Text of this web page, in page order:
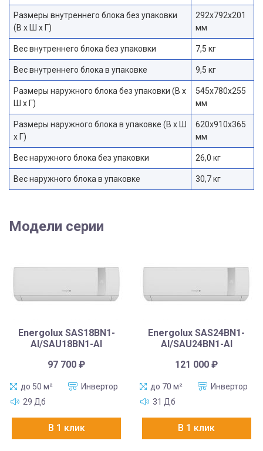
Размеры внутреннего блока без упаковки
(В х Ш х Г)
292x792x201
мм
Вес внутреннего блока без упаковки 7,5 кг
Вес внутреннего блока в упаковке 9,5 кг
Размеры наружного блока без упаковки (В х
Ш х Г)
545x780x255
мм
Размеры наружного блока в упаковке (В х Ш
х Г)
620x910x365
мм
Вес наружного блока без упаковки 26,0 кг
Вес наружного блока в упаковке 30,7 кг
Модели серии
Energolux SAS18BN1-
AI/SAU18BN1-AI
97 700₽
до 50 м²
Инвертор
29 Дб
В 1 клик
Energolux SAS24BN1-
AI/SAU24BN1-AI
121 000₽
до 70 м²
Инвертор
31 Дб
В 1 клик